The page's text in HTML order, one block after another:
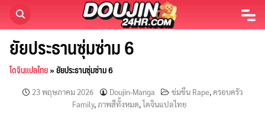
content
ยัยประธานซุ่มซ่าม 6
โดจินแปลไทย»ยัยประธานซุ่มซ่าม 6
23 พฤษภาคม 2026 Doujin-Manga ข่มขืน Rape,ครอบครัว
Family,ภาพสีทั้งหมด,โดจินแปลไทย